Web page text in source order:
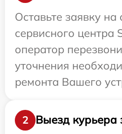
Оставьте заявку на
сервисного центра
оператор
уточнения
ремонта Вашего
2
Выезд курьера